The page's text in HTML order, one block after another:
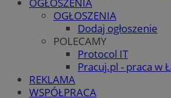
OGŁOSZENIA
Dodaj ogłoszenie
POLECAMY
Protocol IT
Pracuj.pl - praca w
REKLAMA
WSPÓŁPRACA